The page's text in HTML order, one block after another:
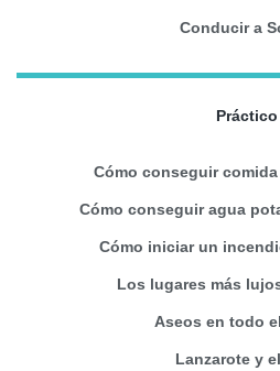
Conducir a
Práctico
Cómo conseguir
Cómo conseguir agua
Cómo iniciar un
Los lugares más
Aseos en todo
Lanzarote y